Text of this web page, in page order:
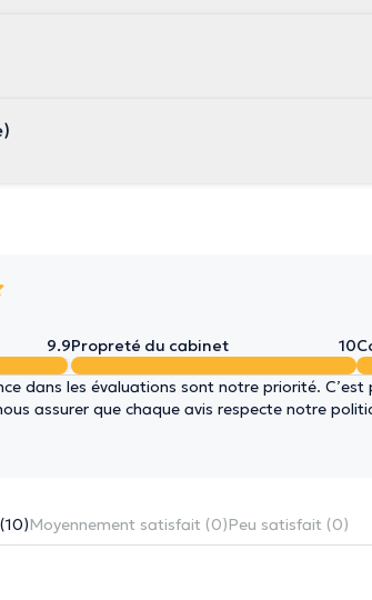
9.9Propreté du cabinet 10
dans les évaluations sont notre priorité.
assurer que chaque avis respecte notre
Moyennement satisfait (0)Peu satisfait (0)